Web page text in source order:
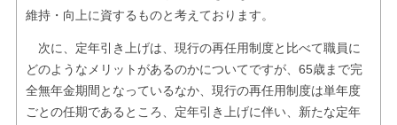
維持・向上に資するものと考えております。
次に、定年引き上げは、現行の再任用制度と比べて職員に
どのようなメリットがあるのかについてですが、65歳まで完
全無年金期間となっているなか、現行の再任用制度は単年度
ごとの任期であるところ、定年引き上げに伴い、新たな定年